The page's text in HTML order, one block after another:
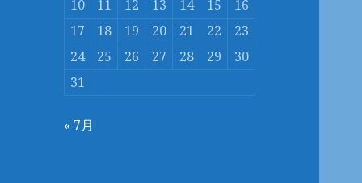
10
11 12 13 14 15
16
17
18 19 20 21 22
23
24
25 26 27 28 29
30
31
« 7月